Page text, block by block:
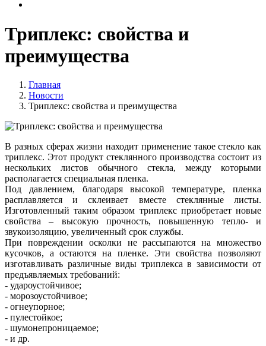
Триплекс: свойства и
преимущества
Главная
Новости
Триплекс: свойства и преимущества
В разных сферах жизни находит применение такое стекло как
триплекс. Этот продукт стеклянного производства состоит из
нескольких листов обычного стекла, между которыми
располагается специальная пленка.
Под давлением, благодаря высокой температуре, пленка
расплавляется и склеивает вместе стеклянные листы.
Изготовленный таким образом триплекс приобретает новые
свойства – высокую прочность, повышенную тепло- и
звукоизоляцию, увеличенный срок службы.
При повреждении осколки не рассыпаются на множество
кусочков, а остаются на пленке. Эти свойства позволяют
изготавливать различные виды триплекса в зависимости от
предъявляемых требований:
- удароустойчивое;
- морозоустойчивое;
- огнеупорное;
- пулестойкое;
- шумонепроницаемое;
- и др.